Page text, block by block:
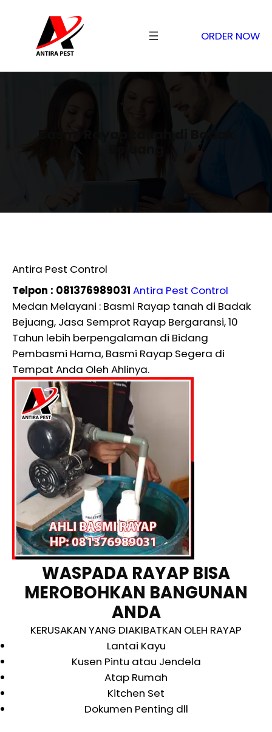
ORDER NOW
Basmi Rayap tanah di Badak
Antira Pest Control
Telpon : 081376989031 Antira Pest Control
Medan Melayani : Basmi Rayap tanah di Badak
Bejuang, Jasa Semprot Rayap Bergaransi, 10
Tahun lebih berpengalaman di Bidang
Pembasmi Hama, Basmi Rayap Segera di
Tempat Anda Oleh Ahlinya.
WASPADA RAYAP BISA
MEROBOHKAN BANGUNAN
ANDA
KERUSAKAN YANG DIAKIBATKAN OLEH RAYAP
Lantai Kayu
Kusen Pintu atau Jendela
Atap Rumah
Kitchen Set
Dokumen Penting dll